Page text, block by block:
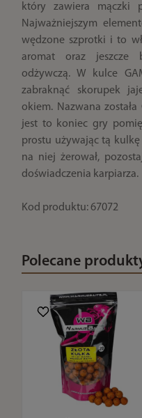
który zawiera mączki
Najważniejszym
wędzone szprotki i to
aromat oraz jeszcze
odżywczą. W kulce
zabraknąć skorupek
okiem. Nazwana
jest to koniec gry
prostu używając tą
na niej żerował,
doświadczenia karpiarza.
Kod produktu: 67072
Polecane